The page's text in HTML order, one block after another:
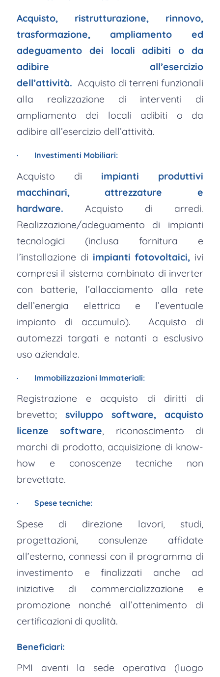
Acquisto, ristrutturazione, rinnovo,
trasformazione, ampliamento ed
adeguamento dei locali adibiti o da
adibire all’esercizio
dell’attività. Acquisto di terreni funzionali
alla realizzazione di interventi di
ampliamento dei locali adibiti o da
adibire all’esercizio dell’attività.
· Investimenti Mobiliari:
Acquisto di impianti produttivi
macchinari, attrezzature e
hardware. Acquisto di arredi.
Realizzazione/adeguamento di impianti
tecnologici (inclusa fornitura e
l’installazione di impianti fotovoltaici, ivi
compresi il sistema combinato di inverter
con batterie, l’allacciamento alla rete
dell’energia elettrica e l’eventuale
impianto di accumulo). Acquisto di
automezzi targati e natanti a esclusivo
uso aziendale.
· Immobilizzazioni Immateriali:
Registrazione e acquisto di diritti di
brevetto; sviluppo software, acquisto
licenze software, riconoscimento di
marchi di prodotto, acquisizione di know-
how e conoscenze tecniche non
brevettate.
· Spese tecniche:
Spese di direzione lavori, studi,
progettazioni, consulenze affidate
all’esterno, connessi con il programma di
investimento e finalizzati anche ad
iniziative di commercializzazione e
promozione nonché all’ottenimento di
certificazioni di qualità.
Beneficiari:
PMI aventi la sede operativa (luogo